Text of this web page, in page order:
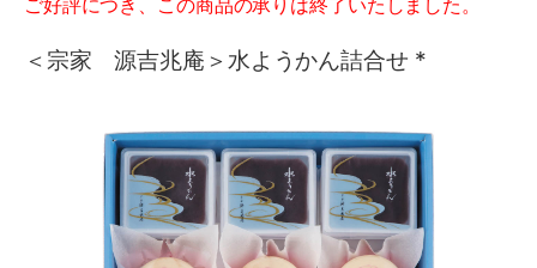
ご好評につき、この商品の承りは終了いたしました。
＜宗家 源吉兆庵＞水ようかん詰合せ *